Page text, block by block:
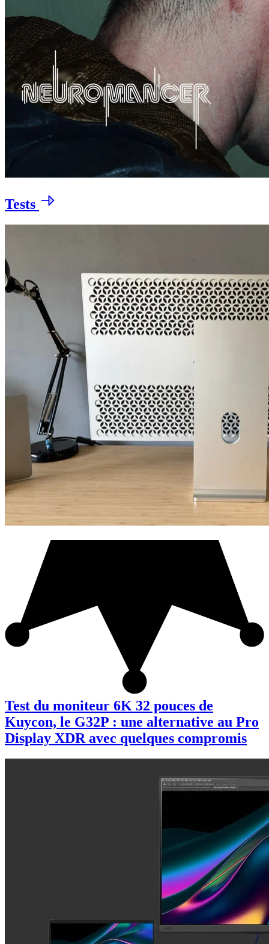
Tests
Test du moniteur 6K 32 pouces de
Kuycon, le G32P : une alternative au Pro
Display XDR avec quelques compromis